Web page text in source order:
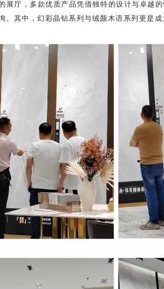
展厅，多款优质产品凭借独特的设计与卓越
。其中，幻彩晶钻系列与绒颜木语系列更是成